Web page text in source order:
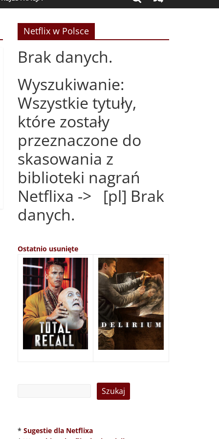
Netflix w Polsce
Brak danych.
Wyszukiwanie:
Wszystkie tytuły,
które zostały
przeznaczone do
skasowania z
biblioteki nagrań
Netflixa -> [pl] Brak
danych.
Ostatnio usunięte
* Sugestie dla Netflixa